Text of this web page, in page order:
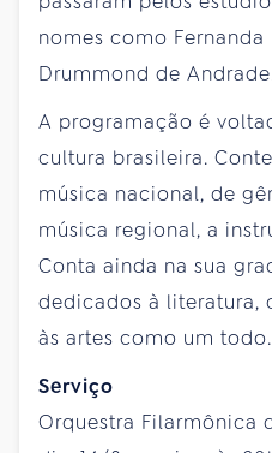
nomes como
Drummond de
A programação é
cultura brasileira.
música nacional, de
música regional, a
Conta ainda na sua
dedicados à literatura,
às artes como um todo.
Serviço
Orquestra Filarmônica